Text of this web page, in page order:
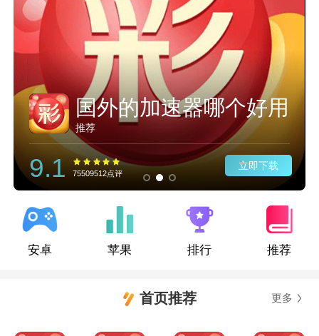
网课视频加速插件
推荐
9.1 75509512点评
立即下载
安卓 苹果 排行 推荐
首页推荐 更多